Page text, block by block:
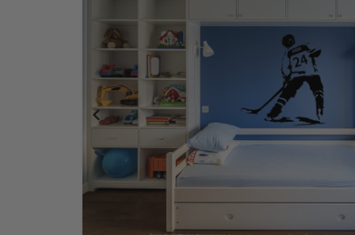
Personlig Poster - Familj Svartvitt Fotokollage -